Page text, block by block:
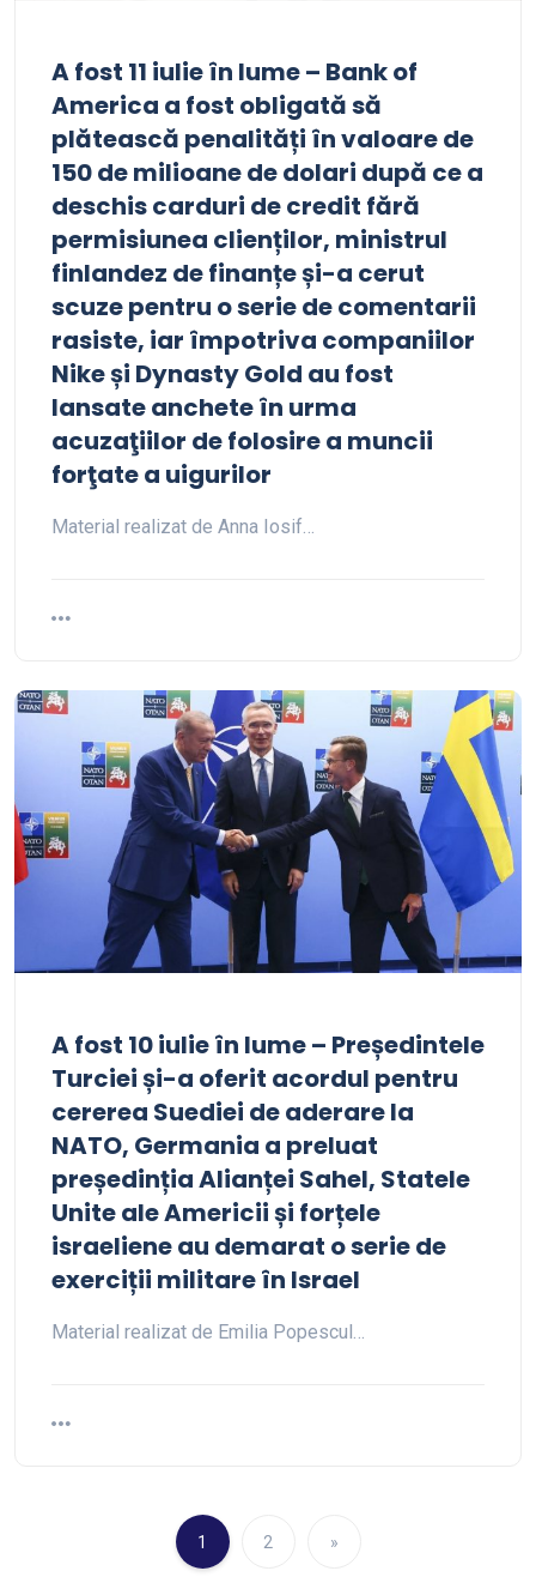
A fost 11 iulie în lume – Bank of
America a fost obligată să
plătească penalități în valoare de
150 de milioane de dolari după ce a
deschis carduri de credit fără
permisiunea clienților, ministrul
finlandez de finanțe și-a cerut
scuze pentru o serie de comentarii
rasiste, iar împotriva companiilor
Nike și Dynasty Gold au fost
lansate anchete în urma
acuzaţiilor de folosire a muncii
forţate a uigurilor
Material realizat de Anna Iosif…
A fost 10 iulie în lume – Președintele
Turciei și-a oferit acordul pentru
cererea Suediei de aderare la
NATO, Germania a preluat
președinția Alianței Sahel, Statele
Unite ale Americii și forțele
israeliene au demarat o serie de
exerciții militare în Israel
Material realizat de Emilia Popescul…
1 2 »